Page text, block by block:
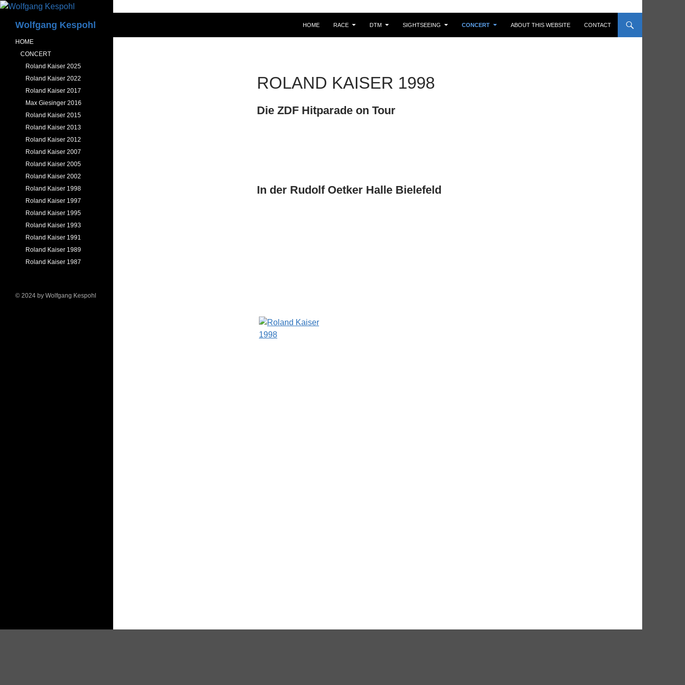
Zum
springenWolfgang Kespohl HOME RACE DTM SIGHTSEEING CONCERT ABOUT THIS WEBSITE CONTACT
ROLAND KAISER 1998
Die ZDF Hitparade on Tour
In der Rudolf Oetker Halle Bielefeld
HOME
CONCERT
Roland Kaiser 2025
Roland Kaiser 2022
Roland Kaiser 2017
Max Giesinger 2016
Roland Kaiser 2015
Roland Kaiser 2013
Roland Kaiser 2012
Roland Kaiser 2007
Roland Kaiser 2005
Roland Kaiser 2002
Roland Kaiser 1998
Roland Kaiser 1997
Roland Kaiser 1995
Roland Kaiser 1993
Roland Kaiser 1991
Roland Kaiser 1989
Roland Kaiser 1987
© 2024 by Wolfgang Kespohl